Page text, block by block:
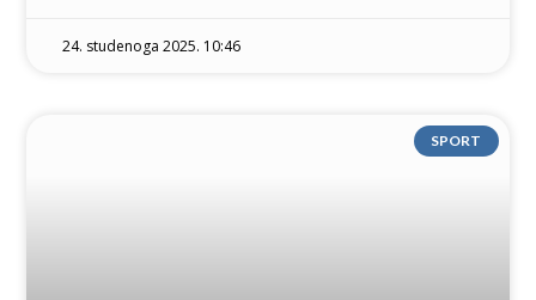
24. studenoga 2025. 10:46
SPORT